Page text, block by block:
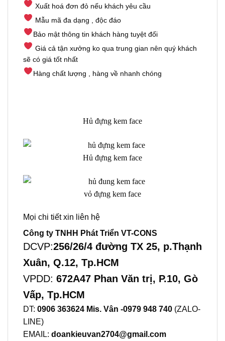
Xuất hoá đơn đỏ nếu khách yêu cầu
Mẫu mã đa dạng , độc đáo
Bảo mật thông tin khách hàng tuyệt đối
Giá cả tận xưởng ko qua trung gian nên quý khách
sẽ có giá tốt nhất
Hàng chất lượng , hàng về nhanh chóng
Hủ đựng kem face
Hủ đựng kem face
vỏ đựng kem face
Mọi chi tiết xin liên hệ
Công ty TNHH Phát Triển VT-CONS
DCVP:256/26/4 đường TX 25, p.Thạnh
Xuân, Q.12, Tp.HCM
VPDD: 672A47 Phan Văn trị, P.10, Gò
Vấp, Tp.HCM
DT: 0906 363624 Mis. Vân -0979 948 740 (ZALO-
LINE)
EMAIL: doankieuvan2704@gmail.com